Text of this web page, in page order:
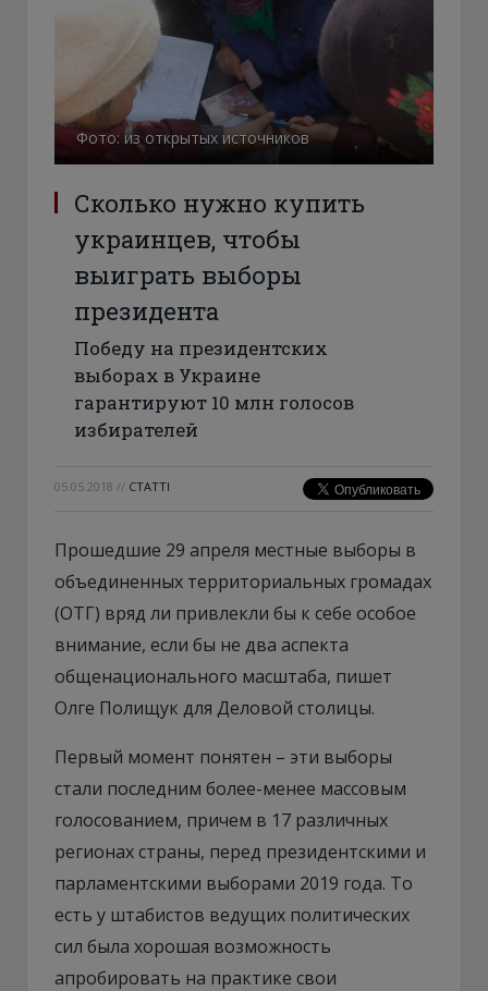
Фото: из открытых источников
Сколько нужно купить
украинцев, чтобы
выиграть выборы
президента
Победу на президентских
выборах в Украине
гарантируют 10 млн голосов
избирателей
05.05.2018 // СТАТТІ
Прошедшие 29 апреля местные выборы в
объединенных территориальных громадах
(ОТГ) вряд ли привлекли бы к себе особое
внимание, если бы не два аспекта
общенационального масштаба, пишет
Олге Полищук для Деловой столицы.
Первый момент понятен – эти выборы
стали последним более-менее массовым
голосованием, причем в 17 различных
регионах страны, перед президентскими и
парламентскими выборами 2019 года. То
есть у штабистов ведущих политических
сил была хорошая возможность
апробировать на практике свои